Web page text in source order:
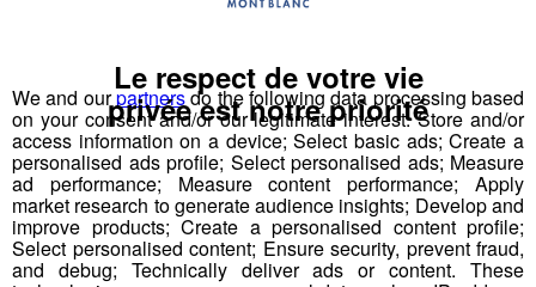
Partager sur Facebook
We and ourpartnersdo the following data processing based
on your consent and/or our legitimate interest: Store and/or
access information on a device; Select basic ads; Create a
personalised ads profile; Select personalised ads; Measure
ad performance; Measure content performance; Apply
market research to generate audience insights; Develop and
improve products; Create a personalised content profile;
Select personalised content; Ensure security, prevent fraud,
and debug; Technically deliver ads or content. These
Le respect de votre vie
privée est notre priorité